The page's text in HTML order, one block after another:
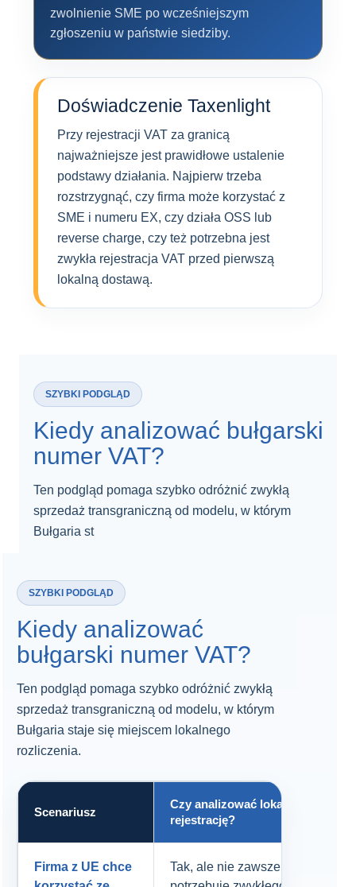
zwolnienie SME po wcześniejszym
zgłoszeniu w państwie siedziby.
Doświadczenie Taxenlight
Przy rejestracji VAT za granicą
najważniejsze jest prawidłowe ustalenie
podstawy działania. Najpierw trzeba
rozstrzygnąć, czy firma może korzystać z
SME i numeru EX, czy działa OSS lub
reverse charge, czy też potrzebna jest
zwykła rejestracja VAT przed pierwszą
lokalną dostawą.
SZYBKI PODGLĄD
Kiedy analizować bułgarski
numer VAT?
Ten podgląd pomaga szybko odróżnić zwykłą
sprzedaż transgraniczną od modelu, w którym
Bułgaria st
SZYBKI PODGLĄD
Kiedy analizować
bułgarski numer VAT?
Ten podgląd pomaga szybko odróżnić zwykłą
sprzedaż transgraniczną od modelu, w którym
Bułgaria staje się miejscem lokalnego
rozliczenia.
Scenariusz
Czy analizować lokalną
rejestrację?
Firma z UE chce
Tak, ale nie zawsze